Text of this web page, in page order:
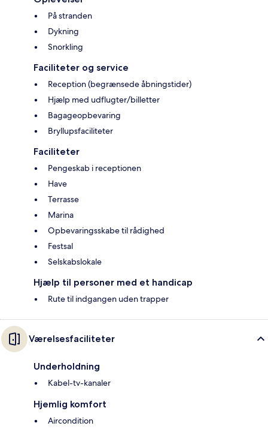
På stranden
Dykning
Snorkling
Faciliteter og service
Reception (begrænsede åbningstider)
Hjælp med udflugter/billetter
Bagageopbevaring
Bryllupsfaciliteter
Faciliteter
Pengeskab i receptionen
Have
Terrasse
Marina
Opbevaringsskabe til rådighed
Festsal
Selskabslokale
Hjælp til personer med et handicap
Rute til indgangen uden trapper
Værelsesfaciliteter
Underholdning
Kabel-tv-kanaler
Hjemlig komfort
Aircondition